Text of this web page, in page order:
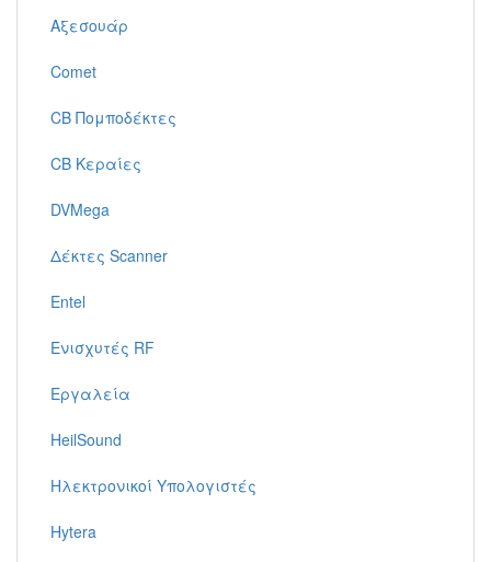
Αξεσουάρ
Comet
CB Πομποδέκτες
CB Κεραίες
DVMega
Δέκτες Scanner
Entel
Ενισχυτές RF
Εργαλεία
HeilSound
Ηλεκτρονικοί Υπολογιστές
Hytera